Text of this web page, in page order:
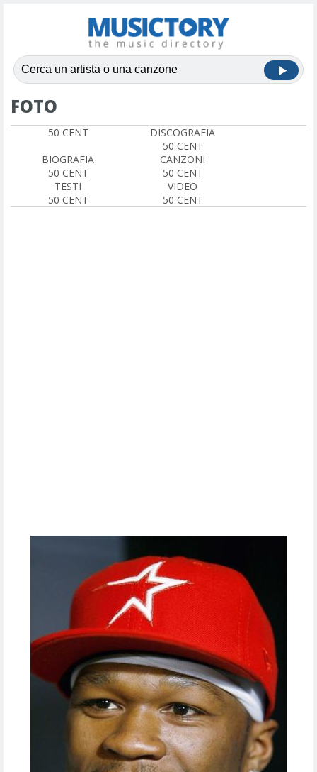
FOTO
50 CENT
DISCOGRAFIA
50 CENT
BIOGRAFIA
50 CENT
CANZONI
50 CENT
TESTI
50 CENT
VIDEO
50 CENT